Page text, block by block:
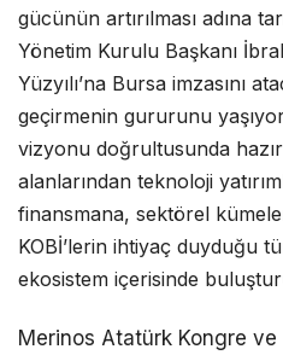
gücünün artırılması adına
Yönetim Kurulu Başkanı
Yüzyılı’na Bursa imzasını
geçirmenin gururunu
vizyonu doğrultusunda
alanlarından teknoloji
finansmana, sektörel
KOBİ’lerin ihtiyaç duyduğu
ekosistem içerisinde
Merinos Atatürk Kongre ve